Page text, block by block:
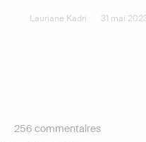
Lauriane Kadri 31 mai
256 commentaires